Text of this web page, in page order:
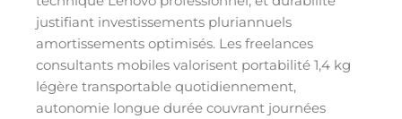
justifiant investissements pluriannuels
amortissements optimisés. Les freelances
consultants mobiles valorisent portabilité 1,4 kg
légère transportable quotidiennement,
autonomie longue durée couvrant journées